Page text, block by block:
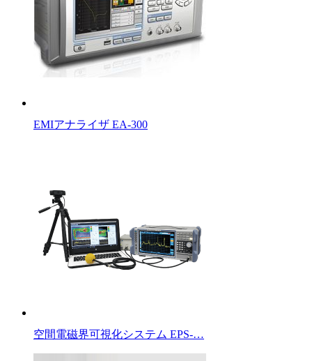
EMIアナライザ EA-300
空間電磁界可視化システム EPS-…